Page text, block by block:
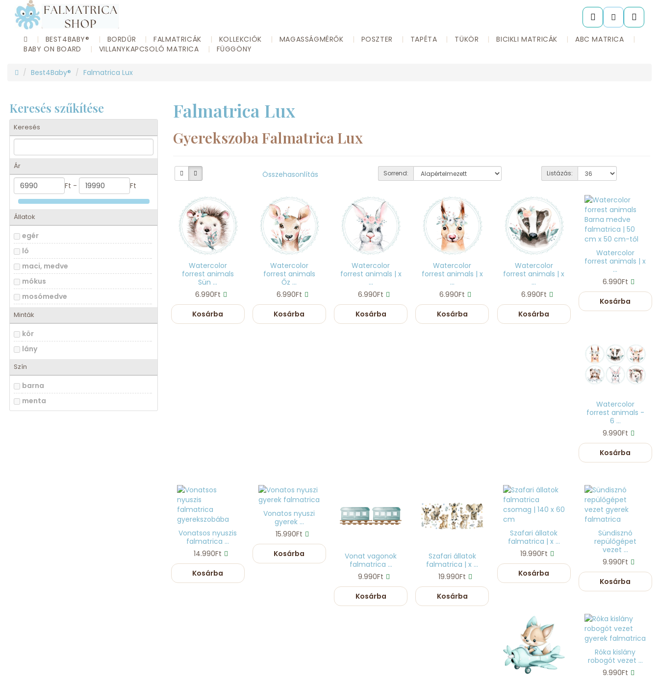
BEST4BABY® BORDŰR FALMATRICÁK KOLLEKCIÓK MAGASSÁGMÉRŐK POSZTER TAPÉTA TÜKÖR BICIKLI MATRICÁK
ABC MATRICA
BABY ON BOARD
VILLANYKAPCSOLÓ MATRICA FÜGGÖNY
Best4Baby® Falmatrica Lux
Keresés szűkítése
Keresés
Ár
Ft - Ft
Állatok
egér
ló
maci, medve
mókus
mosómedve
nyuszi, nyúl
oroszlán, tigris
őz, szarvas
Minták
kör
lány
Szín
barna
menta
Falmatrica Lux
Gyerekszoba Falmatrica Lux
Összehasonlítás Sorrend: Listázás:
Watercolor
forrest animals
Sün ...
6.990Ft
Kosárba
Watercolor
forrest animals
Őz ...
6.990Ft
Kosárba
Watercolor
forrest animals | x
...
6.990Ft
Kosárba
Watercolor
forrest animals | x
...
6.990Ft
Kosárba
Watercolor
forrest animals | x
...
6.990Ft
Kosárba
Watercolor
forrest animals | x
...
6.990Ft
Kosárba
Watercolor
forrest animals -
6 ...
9.990Ft
Kosárba
Vonatsos nyuszis
falmatrica ...
14.990Ft
Kosárba
Vonatos nyuszi
gyerek ...
15.990Ft
Kosárba
Vonat vagonok
falmatrica ...
9.990Ft
Kosárba
Szafari állatok
falmatrica | x ...
19.990Ft
Kosárba
Szafari állatok
falmatrica | x ...
19.990Ft
Kosárba
Sündisznó
repülőgépet
vezet ...
9.990Ft
Kosárba
Róka kislány
robogót vezet ...
9.990Ft